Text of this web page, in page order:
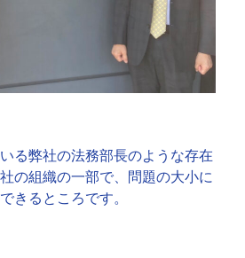
る弊社の法務部長のような存在
の組織の一部で、問題の大小に
きるところです。